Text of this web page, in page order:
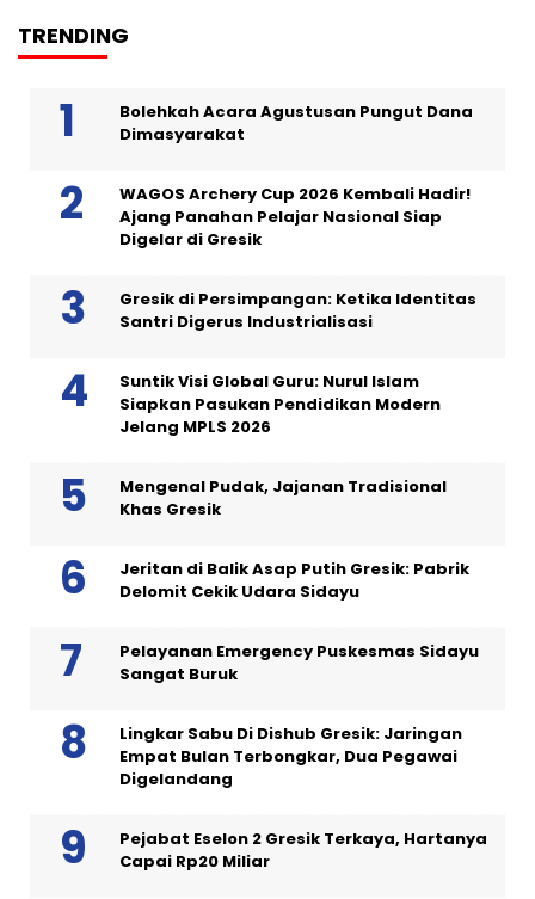
TRENDING
Bolehkah Acara Agustusan Pungut Dana
Dimasyarakat
WAGOS Archery Cup 2026 Kembali Hadir!
Ajang Panahan Pelajar Nasional Siap
Digelar di Gresik
Gresik di Persimpangan: Ketika Identitas
Santri Digerus Industrialisasi
Suntik Visi Global Guru: Nurul Islam
Siapkan Pasukan Pendidikan Modern
Jelang MPLS 2026
Mengenal Pudak, Jajanan Tradisional
Khas Gresik
Jeritan di Balik Asap Putih Gresik: Pabrik
Delomit Cekik Udara Sidayu
Pelayanan Emergency Puskesmas Sidayu
Sangat Buruk
Lingkar Sabu Di Dishub Gresik: Jaringan
Empat Bulan Terbongkar, Dua Pegawai
Digelandang
Pejabat Eselon 2 Gresik Terkaya, Hartanya
Capai Rp20 Miliar